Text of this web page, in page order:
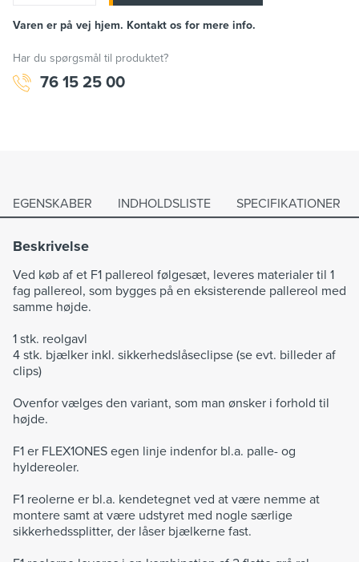
Varen er på vej hjem. Kontakt os for mere info.
Har du spørgsmål til produktet?
76 15 25 00
EGENSKABER INDHOLDSLISTE SPECIFIKATIONER
Beskrivelse
Ved køb af et F1 pallereol følgesæt, leveres materialer til 1
fag pallereol, som bygges på en eksisterende pallereol med
samme højde.
1 stk. reolgavl
4 stk. bjælker inkl. sikkerhedslåseclipse (se evt. billeder af
clips)
Ovenfor vælges den variant, som man ønsker i forhold til
højde.
F1 er FLEX1ONES egen linje indenfor bl.a. palle- og
hyldereoler.
F1 reolerne er bl.a. kendetegnet ved at være nemme at
montere samt at være udstyret med nogle særlige
sikkerhedssplitter, der låser bjælkerne fast.